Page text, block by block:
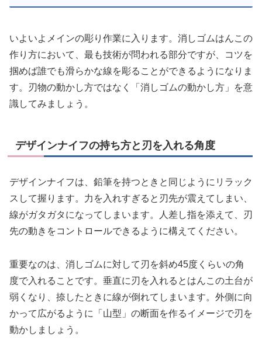
いよいよメインの彫り作業に入ります。消しゴムはんこの
作り方において、最も技術が問われる部分ですが、コツを
掴めば誰でも滑らかな線を彫ることができるようになりま
す。刃物の動かし方ではなく「消しゴムの動かし方」を意
識してみましょう。
デザインナイフの持ち方と刃を入れる角度
デザインナイフは、鉛筆を持つときと同じようにリラック
スして握ります。力を入れすぎると刃先が震えてしまい、
線がガタガタになってしまいます。人差し指を添えて、刃
先の動きをコントロールできるように構えてください。
重要なのは、消しゴムに対して刃を斜め45度くらいの角
度で入れることです。垂直に刃を入れるとはんこの土台が
弱くなり、捺したときに線が倒れてしまいます。外側に向
かって広がるように「山型」の断面を作るイメージで刃を
動かしましょう。